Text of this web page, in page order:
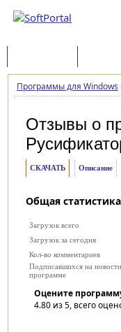
Программы для Windows
Отзывы о
СКАЧАТЬ Описание
Общая статистика
Загрузок всего
Загрузок за сегодня
Кол-во комментариев
Подписавшихся на
программе
Оцените
4.80из 5, всего